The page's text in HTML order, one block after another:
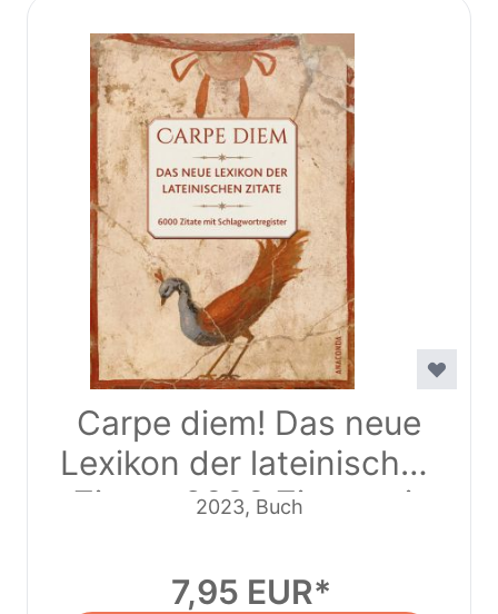
Carpe diem! Das neue
Lexikon der lateinischen
Zitate. 6000 Zitate mit
2023, Buch
7,95 EUR